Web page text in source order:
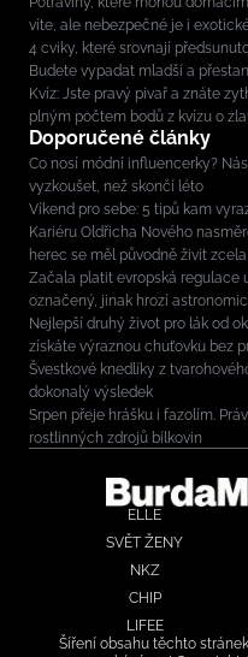
víte, ale nebezpečné je i
4 cviky, které srovnají
Budete vypadat mladší a
Kvíz: Jste pravý pivař a znáte
plným počtem bodů z kvízu o
Doporučené články
Co nosí módní influencerky?
vyzkoušet, než skončí léto
Víkend pro sebe: 5 tipů kam
Kariéru Oldřicha Nového
herec se měl původně živit
Začala platit evropská regulace
označený, jinak hrozí
Nejlepší druhý život pro lák od
získáte výraznou chuťovku bez
Švestkové knedlíky z
dokonalý výsledek
Srpen přeje hrášku i fazolím.
rostlinných zdrojů bílkovin
ELLE
SVĚT ŽENY
NKZ
CHIP
LIFEE
Šíření obsahu těchto